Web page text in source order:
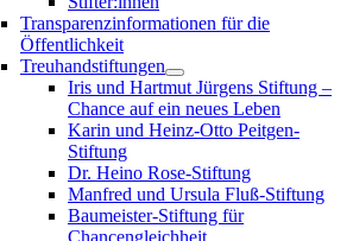
Transparenzinformationen für die
Öffentlichkeit
Treuhandstiftungen
Iris und Hartmut Jürgens Stiftung –
Chance auf ein neues Leben
Karin und Heinz-Otto Peitgen-
Stiftung
Dr. Heino Rose-Stiftung
Manfred und Ursula Fluß-Stiftung
Baumeister-Stiftung für
Chancengleichheit